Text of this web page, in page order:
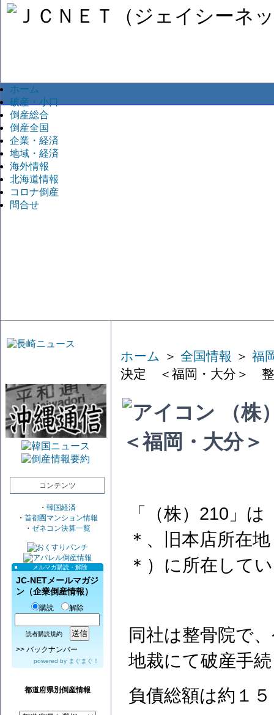
ホーム
破産・小口
倒産総合
倒産全国
企業・経済
地域・経済
海外情報
北海道情報
コロナ倒産
問合せ
コンテンツ
・ 韓国経済
・ 首都圏マンション情報
・ ゼネコン決算一覧
メルマガ購読・解除
JC-NETメールマガジ
ン（企業倒産情報）
購読 解除
読者購読規約
>> バックナンバー
powered by まぐまぐ！
都道府県別倒産情報
ホーム ＞ 全国情報 ＞ 福
決定 ＜福岡・大分＞
（株
＜福岡・大分
「（株）210」
＊、旧本店所在
＊）に所在して
同社は整骨院で
地裁にて破産手
負債総額は約１